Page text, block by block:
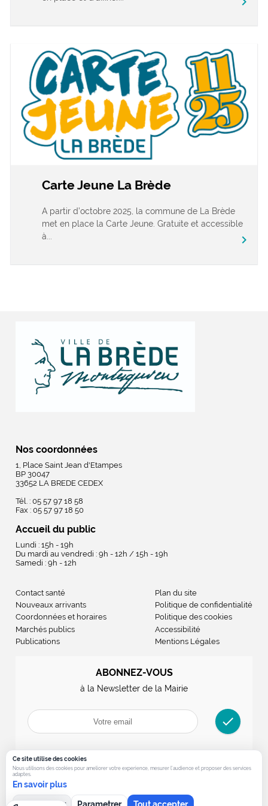
Carte Jeune La Brède
A partir d’octobre 2025, la commune de La Brède
met en place la Carte Jeune. Gratuite et accessible
à...
chevron_right
Nos coordonnées
1, Place Saint Jean d'Etampes
BP 30047
33652 LA BREDE CEDEX
Tél. : 05 57 97 18 58
Fax : 05 57 97 18 50
Accueil du public
Lundi : 15h - 19h
Du mardi au vendredi : 9h - 12h / 15h - 19h
Samedi : 9h - 12h
Contact santé
Nouveaux arrivants
Coordonnées et horaires
Marchés publics
Publications
Plan du site
Politique de confidentialité
Politique des cookies
Accessibilité
Mentions Légales
ABONNEZ-VOUS
à la Newsletter de la Mairie
check
Ce site utilise des cookies
Nous utilisons des cookies pour ameliorer votre experience, mesurer l’audience et proposer des services
adaptes.
En savoir plus